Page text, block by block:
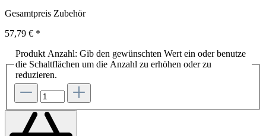
Gesamtpreis Zubehör
57,79 € *
Produkt Anzahl: Gib den gewünschten Wert ein oder benutze
die Schaltflächen um die Anzahl zu erhöhen oder zu
reduzieren.